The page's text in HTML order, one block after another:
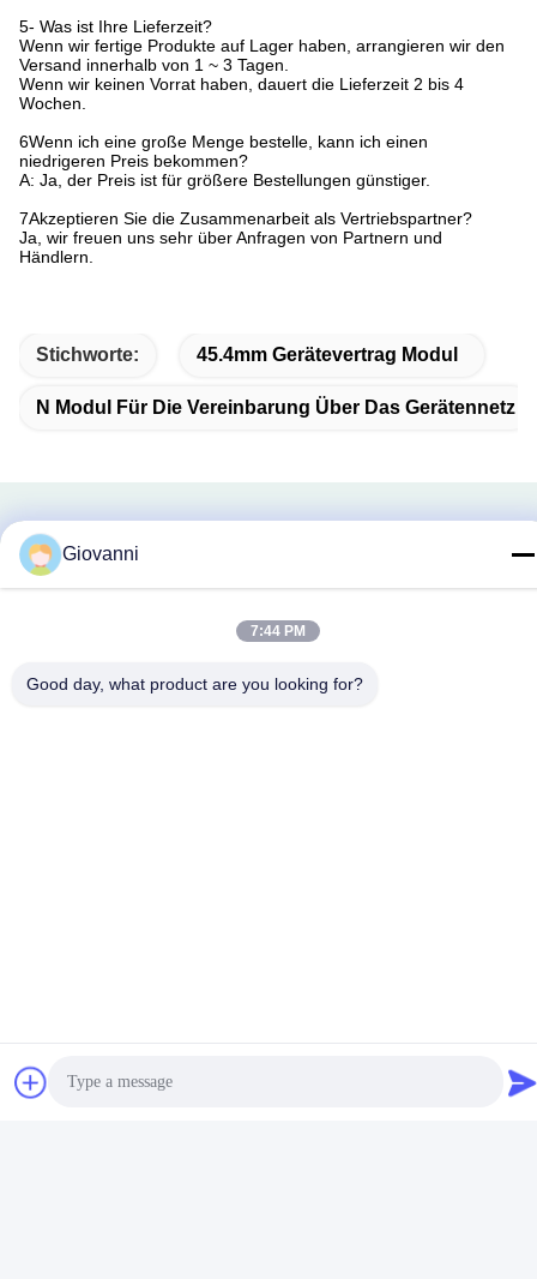
5- Was ist Ihre Lieferzeit?
Wenn wir fertige Produkte auf Lager haben, arrangieren wir den
Versand innerhalb von 1 ~ 3 Tagen.
Wenn wir keinen Vorrat haben, dauert die Lieferzeit 2 bis 4
Wochen.
6Wenn ich eine große Menge bestelle, kann ich einen
niedrigeren Preis bekommen?
A: Ja, der Preis ist für größere Bestellungen günstiger.
7Akzeptieren Sie die Zusammenarbeit als Vertriebspartner?
Ja, wir freuen uns sehr über Anfragen von Partnern und
Händlern.
Stichworte: 45.4mm Gerätevertrag Modul
N Modul Für Die Vereinbarung Über Das Gerätennetz
Verwandte Produkte
contact@njdecowell.com
Giovanni
7:44 PM
Good day, what product are you looking for?